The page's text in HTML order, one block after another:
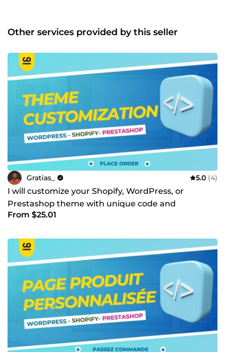
mesure ✅ Résolution de bugs ✅ Automatisation et
intégrations API Je vous accompagne avec sérieux et
projets variés. Avec moi, votre satisfaction est une priorité
garantie. 📩 Une question ? Un projet à me confier ?
N’hésitez pas à cliquer sur le bouton &quot;Me
contacter&quot; pour donner vie à votre projet. Ensemble,
nous ferons de votre projet un grand succès. 🚀
Other services provided by this seller
Gratias_ 5.0 (4)
I will customize your Shopify, WordPress, or
Prestashop theme with unique code and
functionalities
From $25.01